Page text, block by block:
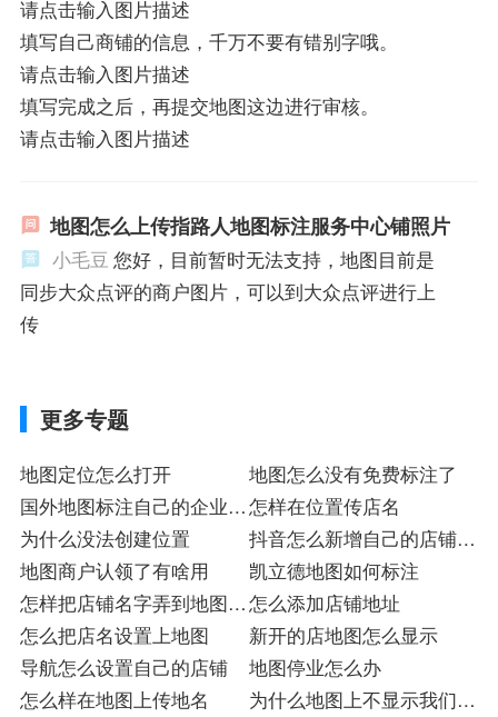
请点击输入图片描述
填写自己商铺的信息，千万不要有错别字哦。
请点击输入图片描述
填写完成之后，再提交地图这边进行审核。
请点击输入图片描述
地图怎么上传指路人地图标注服务中心铺照片
小毛豆 您好，目前暂时无法支持，地图目前是
同步大众点评的商户图片，可以到大众点评进行上
传
更多专题
地图定位怎么打开
地图怎么没有免费标注了
国外地图标注自己的企业怎
么弄
怎样在位置传店名
为什么没法创建位置
抖音怎么新增自己的店铺位
置
地图商户认领了有啥用
凯立德地图如何标注
怎样把店铺名字弄到地图上
注册
怎么添加店铺地址
怎么把店名设置上地图
新开的店地图怎么显示
导航怎么设置自己的店铺
地图停业怎么办
怎么样在地图上传地名
为什么地图上不显示我们的